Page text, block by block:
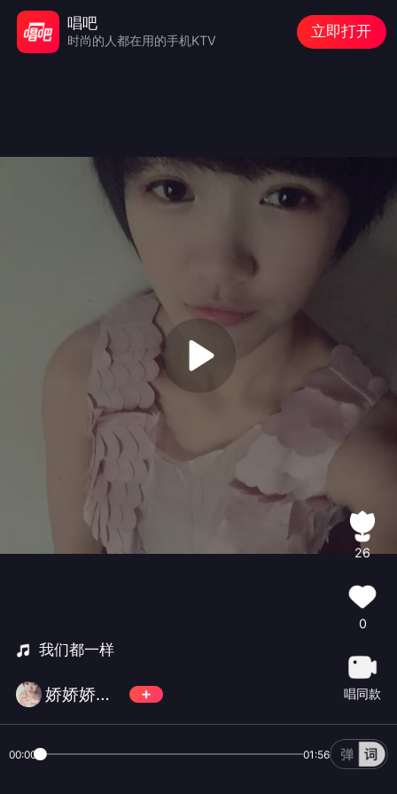
我们都一样
娇娇娇娇娇娇*
26
0
唱同款
00:00 01:56
唱吧
时尚的人都在用的手机KTV
立即打开